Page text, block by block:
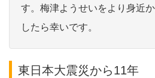
す。梅津ようせいをより身近
したら幸いです。
東日本大震災から11年